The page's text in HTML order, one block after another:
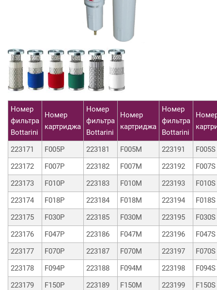
Номер
фильтра
Bottarini
Номер
картриджа
Номер
фильтра
Bottarini
Номер
картриджа
Номер
фильтра
Bottarini
223171 F005P 223181 F005M 223191
F005S
223172
F007P 223182 F007M 223192
F007S
223173
F010P 223183 F010M 223193
F010S
223174
F018P 223184 F018M 223194
F018S
223175
F030P 223185 F030M 223195
F030S
223176
F047P 223186 F047M 223196
F047S
223177
F070P 223187 F070M 223197
F070S
223178
F094P 223188 F094M 223198
F094S
223179
F150P 223189 F150M 223199
F150S